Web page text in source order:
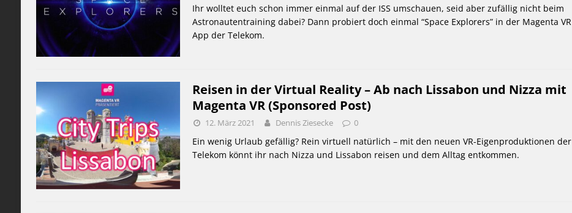
Ihr wolltet euch schon immer einmal auf der ISS umschauen, seid aber zufällig nicht beim
Astronautentraining dabei? Dann probiert doch einmal “Space Explorers” in der Magenta VR
App der Telekom.
Reisen in der Virtual Reality – Ab nach Lissabon und Nizza mit
Magenta VR (Sponsored Post)
12. März 2021 Dennis Ziesecke 0
Ein wenig Urlaub gefällig? Rein virtuell natürlich – mit den neuen VR-Eigenproduktionen der
Telekom könnt ihr nach Nizza und Lissabon reisen und dem Alltag entkommen.